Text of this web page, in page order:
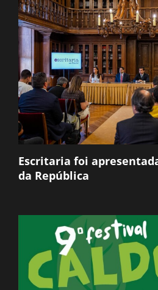
Escritaria foi
da República